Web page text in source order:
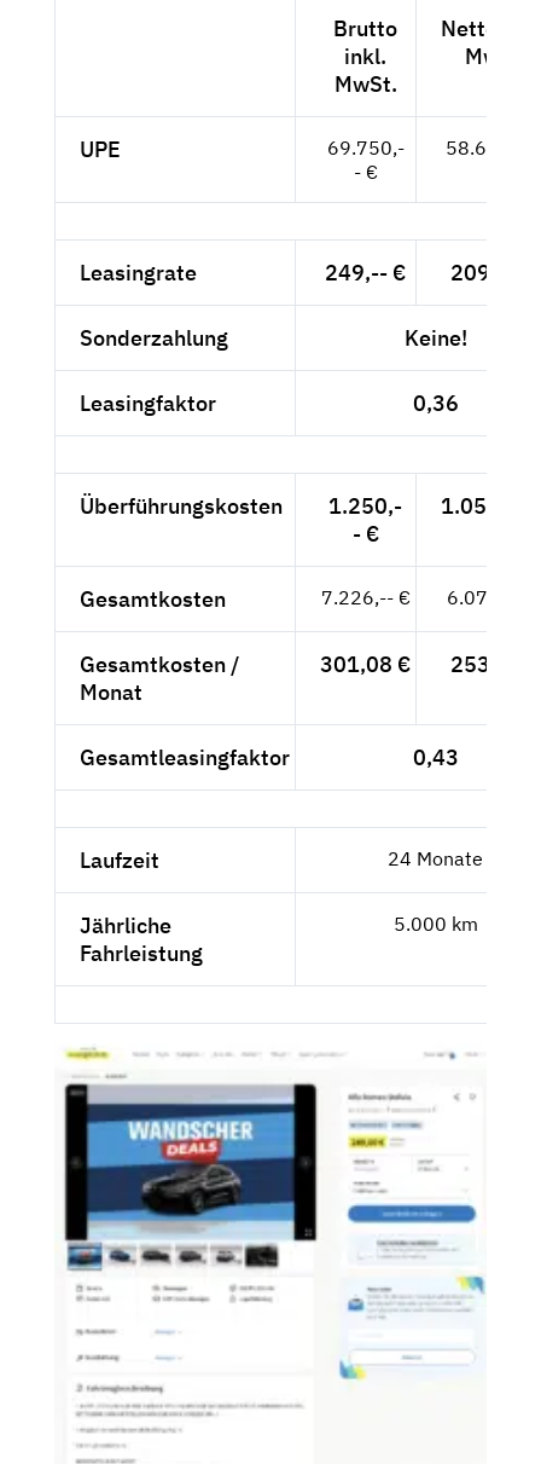
Brutto
inkl.
MwSt.
Netto
MwSt.
UPE
69.750,-
- €
58.613,--
Leasingrate 249,-- € 209,24 €
Sonderzahlung Keine!
Leasingfaktor 0,36
Überführungskosten
1.250,-
- €
1.050,42
Gesamtkosten 7.226,-- € 6.072,27
Gesamtkosten /
Monat
301,08 € 253,01 €
Gesamtleasingfaktor 0,43
Laufzeit 24 Monate
Jährliche
Fahrleistung
5.000 km